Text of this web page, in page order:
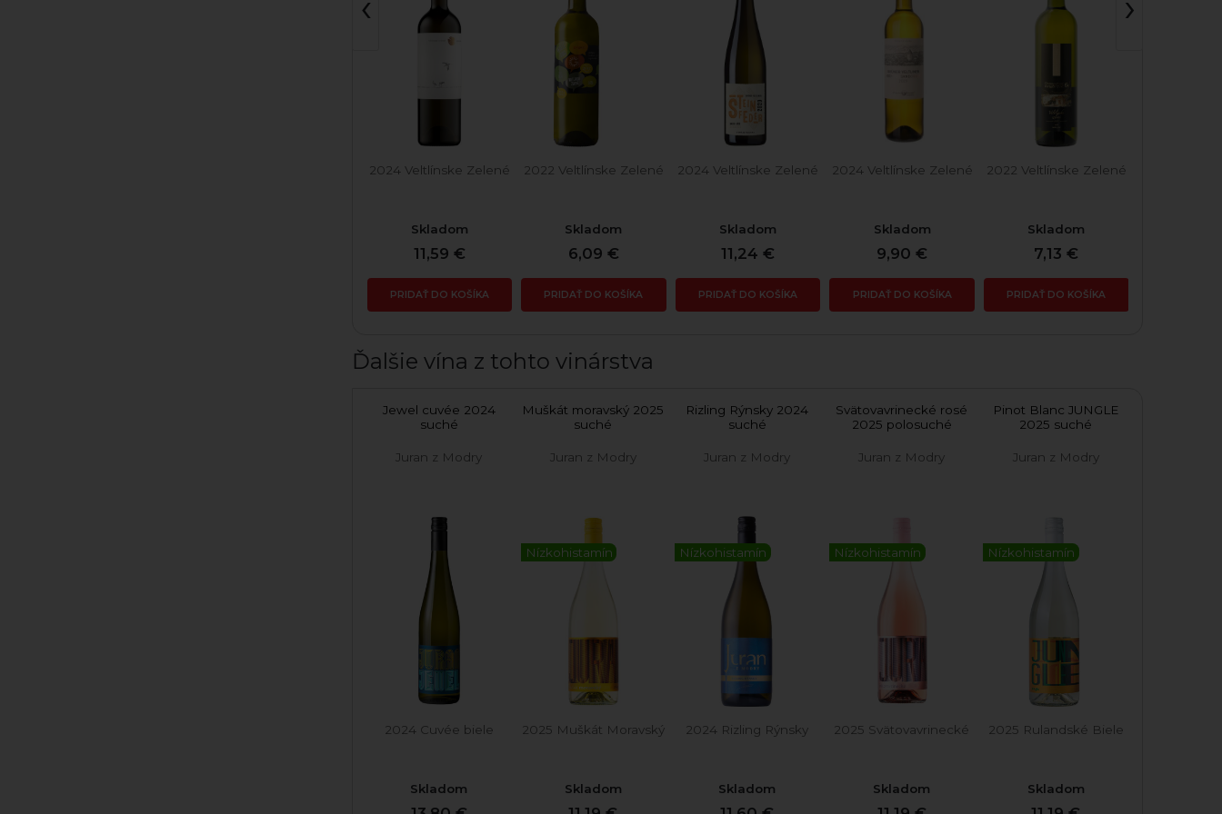
2024 Veltlínske Zelené
Skladom
11,59 €
PRIDAŤ DO KOŠÍKA
2022 Veltlínske Zelené
Skladom
6,09 €
PRIDAŤ DO KOŠÍKA
2024 Veltlínske Zelené
Skladom
11,24 €
PRIDAŤ DO KOŠÍKA
2024 Veltlínske Zelené
Skladom
9,90 €
PRIDAŤ DO KOŠÍKA
2022 Veltlínske Zelené
Skladom
7,13 €
PRIDAŤ DO KOŠÍKA
Ďalšie vína z tohto vinárstva
Jewel cuvée 2024
suché
Juran z Modry
2024 Cuvée biele
Skladom
Muškát moravský 2025
suché
Juran z Modry
Nízkohistamín
2025 Muškát Moravský
Skladom
Rizling Rýnsky 2024
suché
Juran z Modry
Nízkohistamín
2024 Rizling Rýnsky
Skladom
Svätovavrinecké rosé
2025 polosuché
Juran z Modry
Nízkohistamín
2025 Svätovavrinecké
Skladom
Pinot Blanc JUNGLE
2025 suché
Juran z Modry
Nízkohistamín
2025 Rulandské Biele
Skladom